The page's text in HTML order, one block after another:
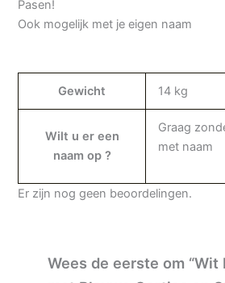
Pasen!
Ook mogelijk met je eigen naam
Gewicht 14 kg
Wilt u er een
naam op ?
Graag
met naam
Er zijn nog geen beoordelingen.
Wees de eerste om “Wit